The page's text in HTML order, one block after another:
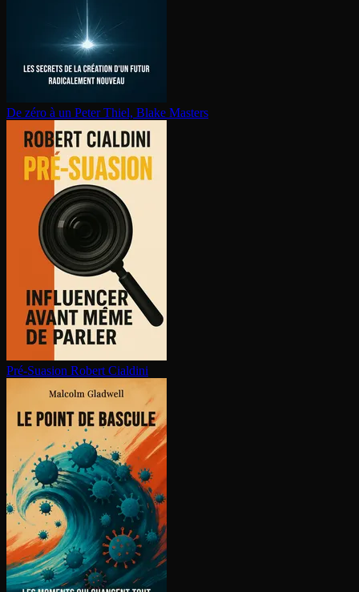
De zéro à un Peter Thiel, Blake Masters
Pré-Suasion Robert Cialdini